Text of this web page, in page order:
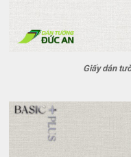
Giấy dán